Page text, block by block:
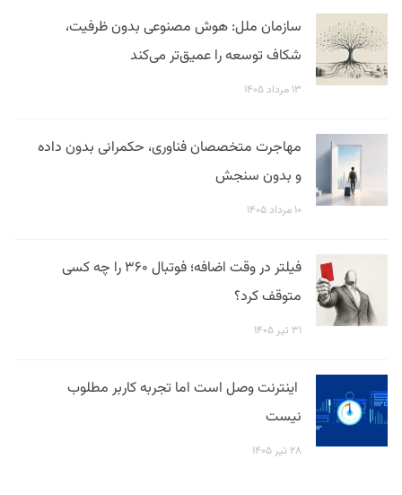
سازمان ملل: هوش مصنوعی بدون ظرفیت،
شکاف توسعه را عمیق‌تر می‌کند
۱۳ مرداد ۱۴۰۵
مهاجرت متخصصان فناوری، حکمرانی بدون داده
و بدون سنجش
۱۰ مرداد ۱۴۰۵
فیلتر در وقت اضافه؛ فوتبال ۳۶۰ را چه کسی
متوقف کرد؟
۳۱ تیر ۱۴۰۵
اینترنت وصل است اما تجربه کاربر مطلوب
نیست
۲۸ تیر ۱۴۰۵